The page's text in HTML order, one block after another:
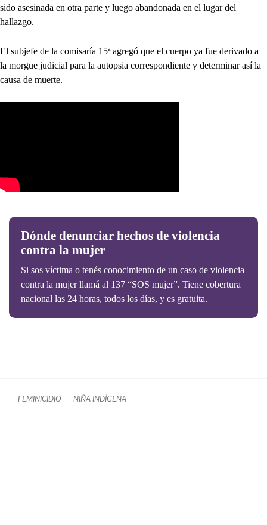
sido asesinada en otra parte y luego abandonada en el lugar del
hallazgo.
El subjefe de la comisaría 15ª agregó que el cuerpo ya fue derivado a
la morgue judicial para la autopsia correspondiente y determinar así la
causa de muerte.
Dónde denunciar hechos de violencia
contra la mujer
Si sos víctima o tenés conocimiento de un caso de violencia
contra la mujer llamá al 137 “SOS mujer”. Tiene cobertura
nacional las 24 horas, todos los días, y es gratuita.
FEMINICIDIO NIÑA INDÍGENA